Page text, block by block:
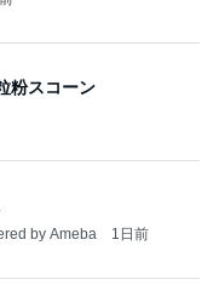
粉スコーン
by Ameba 1日前